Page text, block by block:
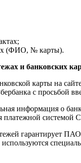
(ФИО, № карты).
и банковских
карты на
с просьбой
информация о
системой
гарантирует